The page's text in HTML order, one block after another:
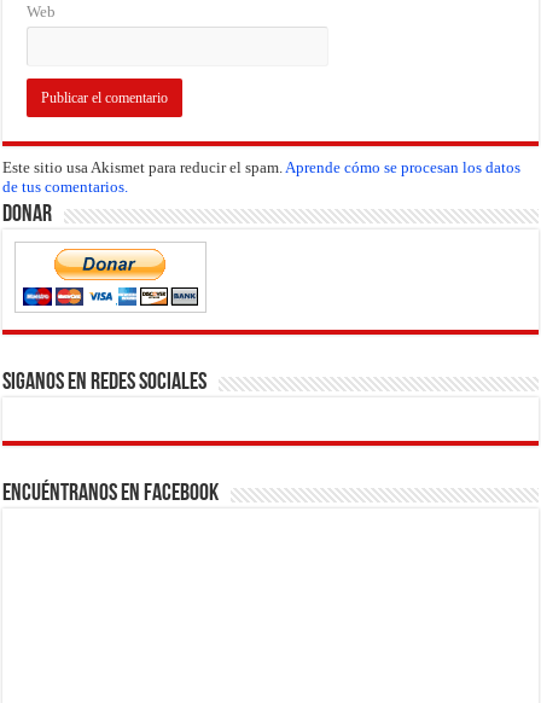
Web
Este sitio usa Akismet para reducir el spam. Aprende cómo se procesan los datos
de tus comentarios.
Donar
Siganos en Redes Sociales
Encuéntranos en Facebook